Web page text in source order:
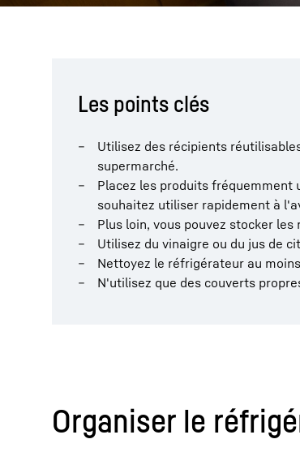
Les points clés
Utilisez des récipients
supermarché.
Placez les produits fréquemment
souhaitez utiliser rapidement à
Plus loin, vous pouvez stocker
Utilisez du vinaigre ou du jus de
Nettoyez le réfrigérateur au
N'utilisez que des couverts
Organiser le